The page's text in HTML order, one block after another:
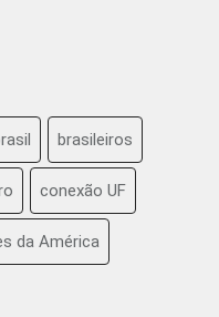
brasileiros
conexão UF
da América